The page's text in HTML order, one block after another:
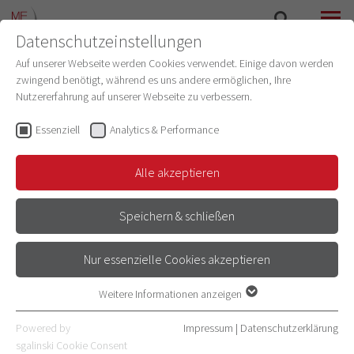
PHYSIOLOGIE UND PATHOPHYSIOLOGIE
Andreas Draguhn
Alexander Groh
EINFLUSS VON
MIKROGLIAZELLEN AUF
NEURONALE AKTIVITÄT
UND
NEURODEGENERATION
Datenschutzeinstellungen
Auf unserer Webseite werden Cookies verwendet. Einige davon werden
zwingend benötigt, während es uns andere ermöglichen, Ihre
Nutzererfahrung auf unserer Webseite zu verbessern.
Essenziell Analytics & Performance
Alle akzeptieren
Speichern & schließen
Nur essenzielle Cookies akzeptieren
Essenzielle Cookies werden für grundlegende Funktionen der
Webseite benötigt. Dadurch ist gewährleistet, dass die Webseite
Weitere Informationen anzeigen
Powered by
sgalinski Cookie Consent
Impressum | Datenschutzerklärung